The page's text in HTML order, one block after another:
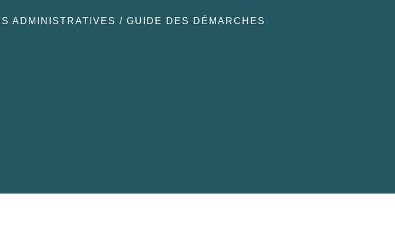
ADMINISTRATIVES /GUIDE DES DÉMARCHES